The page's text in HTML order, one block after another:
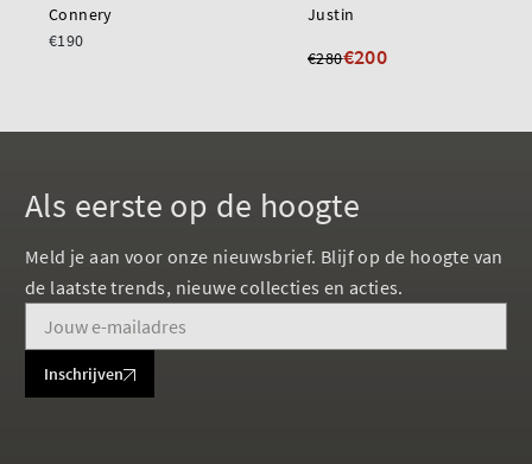
Connery
€190
Justin
€280€200
Als eerste op de hoogte
Meld je aan voor onze nieuwsbrief. Blijf op de hoogte van
de laatste trends, nieuwe collecties en acties.
Inschrijven